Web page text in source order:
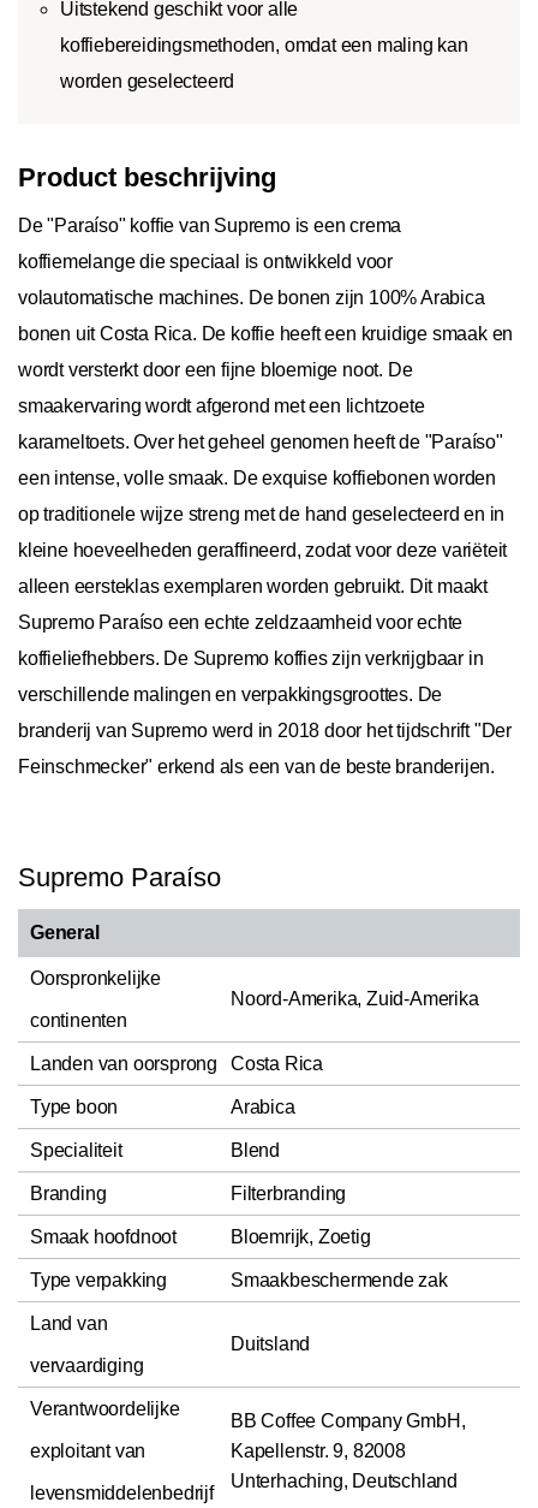
Uitstekend geschikt voor alle
koffiebereidingsmethoden, omdat een maling kan
worden geselecteerd
Product beschrijving
De "Paraíso" koffie van Supremo is een crema
koffiemelange die speciaal is ontwikkeld voor
volautomatische machines. De bonen zijn 100% Arabica
bonen uit Costa Rica. De koffie heeft een kruidige smaak en
wordt versterkt door een fijne bloemige noot. De
smaakervaring wordt afgerond met een lichtzoete
karameltoets. Over het geheel genomen heeft de "Paraíso"
een intense, volle smaak. De exquise koffiebonen worden
op traditionele wijze streng met de hand geselecteerd en in
kleine hoeveelheden geraffineerd, zodat voor deze variëteit
alleen eersteklas exemplaren worden gebruikt. Dit maakt
Supremo Paraíso een echte zeldzaamheid voor echte
koffieliefhebbers. De Supremo koffies zijn verkrijgbaar in
verschillende malingen en verpakkingsgroottes. De
branderij van Supremo werd in 2018 door het tijdschrift "Der
Feinschmecker" erkend als een van de beste branderijen.
Supremo Paraíso
General
Oorspronkelijke
continenten
Noord-Amerika, Zuid-Amerika
Landen van oorsprong Costa Rica
Type boon Arabica
Specialiteit Blend
Branding Filterbranding
Smaak hoofdnoot Bloemrijk, Zoetig
Type verpakking Smaakbeschermende zak
Land van
vervaardiging
Duitsland
Verantwoordelijke
exploitant van
levensmiddelenbedrijf
BB Coffee Company GmbH,
Kapellenstr. 9, 82008
Unterhaching, Deutschland